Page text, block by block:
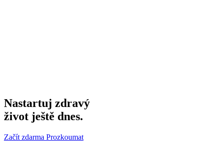
Nastartuj zdravý
život ještě dnes.
Začít zdarma Prozkoumat